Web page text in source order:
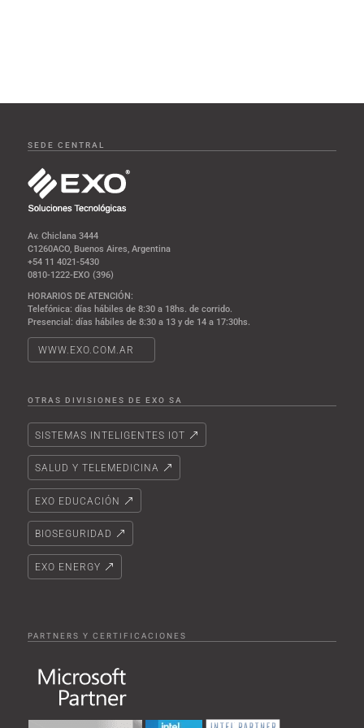
SEDE CENTRAL
Av. Chiclana 3444
C1260ACO, Buenos Aires, Argentina
+54 11 4021-5430
0810-1222-EXO (396)
HORARIOS DE ATENCIÓN:
Telefónica: días hábiles de 8:30 a 18hs. de corrido.
Presencial: días hábiles de 8:30 a 13 y de 14 a 17:30hs.
WWW.EXO.COM.AR
OTRAS DIVISIONES DE EXO SA
SISTEMAS INTELIGENTES IOT
SALUD Y TELEMEDICINA
EXO EDUCACIÓN
BIOSEGURIDAD
EXO ENERGY
PARTNERS Y CERTIFICACIONES